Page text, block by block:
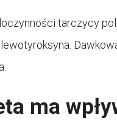
tarczycy
ma